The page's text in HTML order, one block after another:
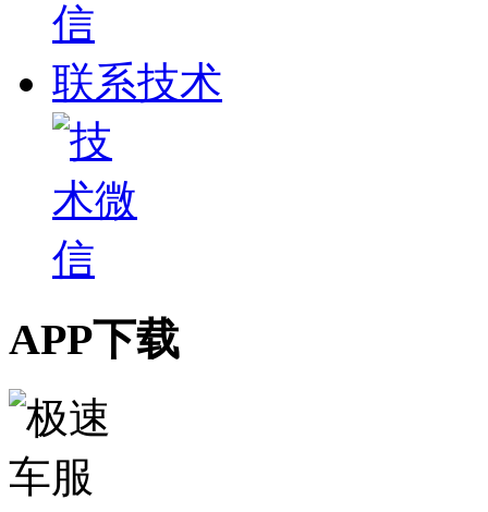
联系技术
APP下载